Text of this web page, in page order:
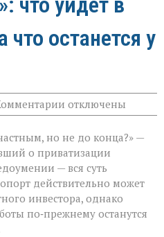
что останется у
к
записи
что
уйдёт
частные
руки,
а
что
останется
отключены
но не до конца?» —
о приватизации
— вся суть
действительно может
инвестора, однако
по‑прежнему останутся